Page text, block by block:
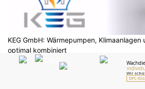
KEG GmbH: Wärmepumpen, Klimaanlagen
optimal kombiniert